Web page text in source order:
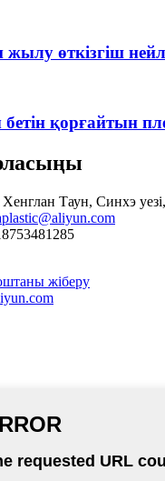
жылу өткізгіш
қорғайтын
Таун, Синхэ
жіберу